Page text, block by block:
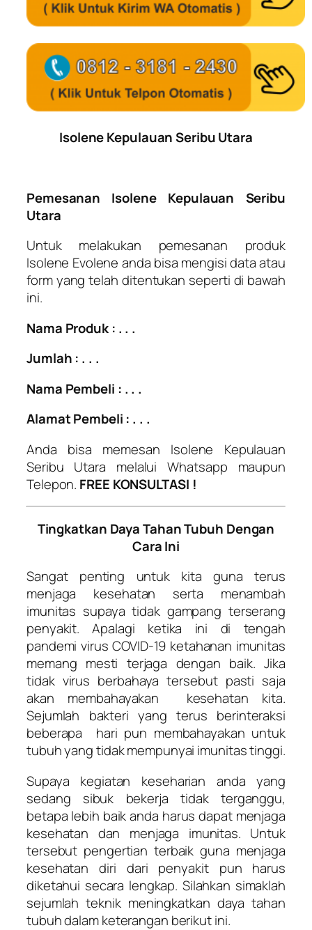
Isolene Kepulauan Seribu Utara
Pemesanan Isolene Kepulauan Seribu
Utara
Untuk melakukan pemesanan produk
Isolene Evolene anda bisa mengisi data atau
form yang telah ditentukan seperti di bawah
ini.
Nama Produk : . . .
Jumlah : . . .
Nama Pembeli : . . .
Alamat Pembeli : . . .
Anda bisa memesan Isolene Kepulauan
Seribu Utara melalui Whatsapp maupun
Telepon. FREE KONSULTASI !
Tingkatkan Daya Tahan Tubuh Dengan
Cara Ini
Sangat penting untuk kita guna terus
menjaga kesehatan serta menambah
imunitas supaya tidak gampang terserang
penyakit. Apalagi ketika ini di tengah
pandemi virus COVID-19 ketahanan imunitas
memang mesti terjaga dengan baik. Jika
tidak virus berbahaya tersebut pasti saja
akan membahayakan kesehatan kita.
Sejumlah bakteri yang terus berinteraksi
beberapa hari pun membahayakan untuk
tubuh yang tidak mempunyai imunitas tinggi.
Supaya kegiatan keseharian anda yang
sedang sibuk bekerja tidak terganggu,
betapa lebih baik anda harus dapat menjaga
kesehatan dan menjaga imunitas. Untuk
tersebut pengertian terbaik guna menjaga
kesehatan diri dari penyakit pun harus
diketahui secara lengkap. Silahkan simaklah
sejumlah teknik meningkatkan daya tahan
tubuh dalam keterangan berikut ini.